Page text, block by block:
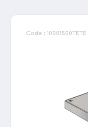
Code : 10001500TETE